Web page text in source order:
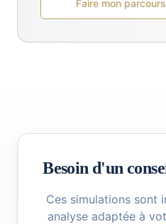
Faire mon
Besoin d'un
Ces simulations sont
analyse adaptée à